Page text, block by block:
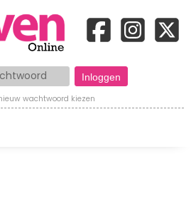
wachtwoord kiezen